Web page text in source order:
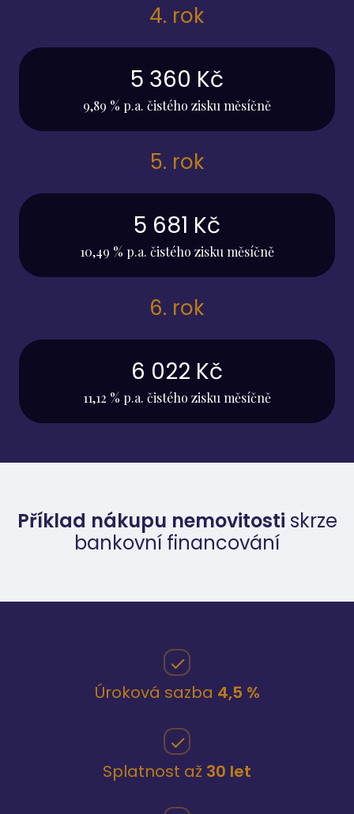
4. rok
5 360 Kč
9,89 % p.a. čistého zisku měsíčně
5. rok
5 681 Kč
10,49 % p.a. čistého zisku měsíčně
6. rok
6 022 Kč
11,12 % p.a. čistého zisku měsíčně
Příklad nákupu nemovitosti skrze
bankovní financování
Úroková sazba 4,5 %
Splatnost až 30 let